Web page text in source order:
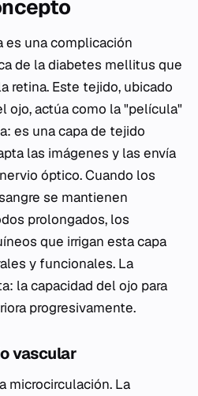
es una complicación
de la diabetes mellitus que
retina. Este tejido, ubicado
ojo, actúa como la "película"
es una capa de tejido
las imágenes y las envía
óptico. Cuando los
se mantienen
prolongados, los
que irrigan esta capa
y funcionales. La
la capacidad del ojo para
progresivamente.
vascular
microcirculación. La